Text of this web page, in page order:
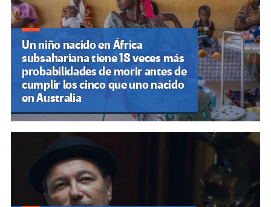
Un niño nacido en África
subsahariana tiene 18 veces más
probabilidades de morir antes de
cumplir los cinco que uno nacido
en Australia